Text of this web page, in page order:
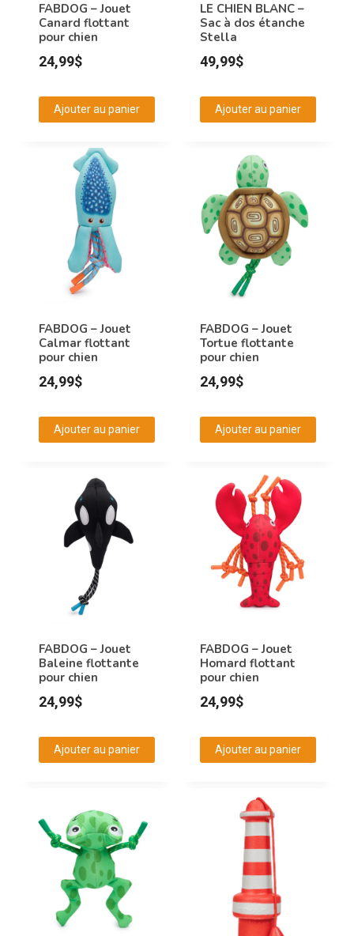
choisies
sur
la
page
produit
FABDOG – Jouet
Canard flottant
pour chien
24,99$
Ajouter au panier
LE CHIEN BLANC –
Sac à dos étanche
Stella
49,99$
Ajouter au panier
FABDOG – Jouet
Calmar flottant
pour chien
24,99$
Ajouter au panier
FABDOG – Jouet
Tortue flottante
pour chien
24,99$
Ajouter au panier
FABDOG – Jouet
Baleine flottante
pour chien
24,99$
Ajouter au panier
FABDOG – Jouet
Homard flottant
pour chien
24,99$
Ajouter au panier